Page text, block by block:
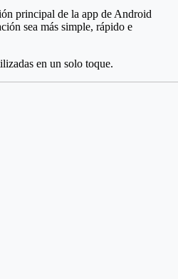
principal de la app de Android
sea más simple, rápido e
en un solo toque.